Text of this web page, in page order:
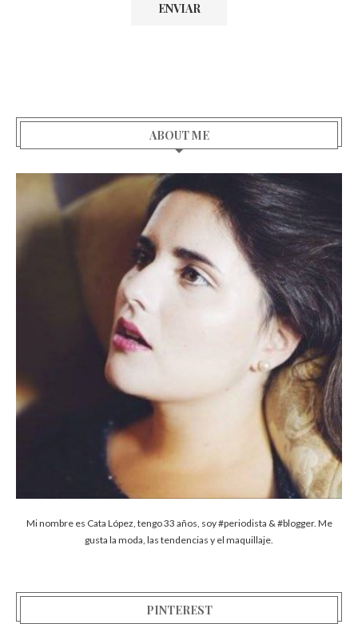
ABOUT ME
Mi nombre es Cata López, tengo 33 años, soy #periodista & #blogger. Me
gusta la moda, las tendencias y el maquillaje.
PINTEREST